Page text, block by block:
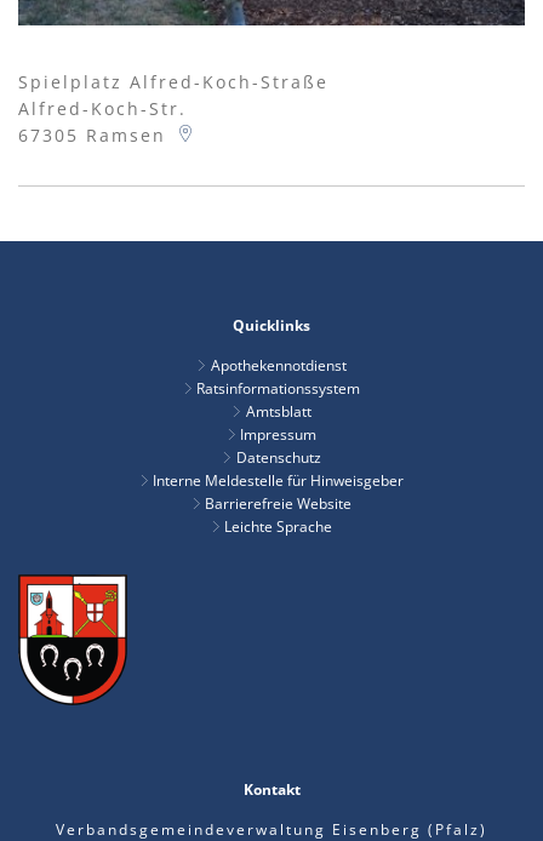
Spielplatz Alfred-Koch-Straße
Alfred-Koch-Str.
67305 Ramsen
Quicklinks
Apothekennotdienst
Ratsinformationssystem
Amtsblatt
Impressum
Datenschutz
Interne Meldestelle für Hinweisgeber
Barrierefreie Website
Leichte Sprache
Kontakt
Verbandsgemeindeverwaltung Eisenberg (Pfalz)